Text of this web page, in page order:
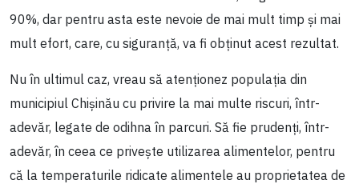
90%, dar pentru asta este nevoie de mai mult timp și mai
mult efort, care, cu siguranță, va fi obținut acest rezultat.
Nu în ultimul caz, vreau să atenționez populația din
municipiul Chișinău cu privire la mai multe riscuri, într-
adevăr, legate de odihna în parcuri. Să fie prudenți, într-
adevăr, în ceea ce privește utilizarea alimentelor, pentru
că la temperaturile ridicate alimentele au proprietatea de